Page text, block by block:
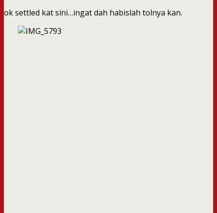
ok settled kat sini…ingat dah habislah tolnya kan.